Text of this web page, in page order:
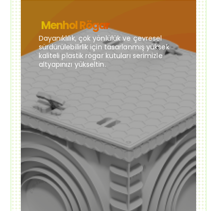
Menhol Rögar
Dayanıklılık, çok yönlülük ve çevresel
sürdürülebilirlik için tasarlanmış yüksek
kaliteli plastik rögar kutuları serimizle
altyapınızı yükseltin.